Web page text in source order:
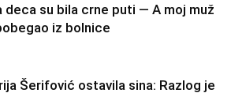
deca su bila crne puti — A moj muž
iz bolnice
Šerifović ostavila sina: Razlog je